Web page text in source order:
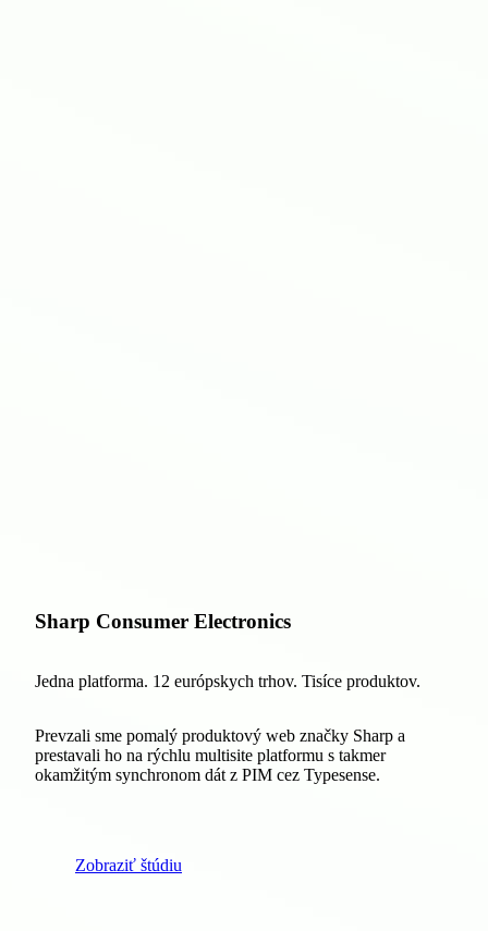
Sharp Consumer Electronics
Jedna platforma. 12 európskych trhov. Tisíce produktov.
Prevzali sme pomalý produktový web značky Sharp a
prestavali ho na rýchlu multisite platformu s takmer
okamžitým synchronom dát z PIM cez Typesense.
Zobraziť štúdiu